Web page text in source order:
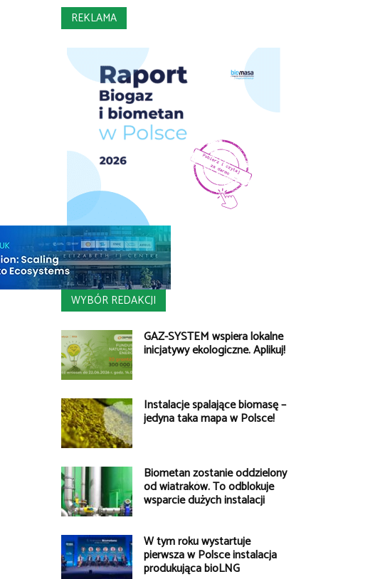
REKLAMA
WYBÓR REDAKCJI
GAZ-SYSTEM wspiera lokalne
inicjatywy ekologiczne. Aplikuj!
Instalacje spalające biomasę –
jedyna taka mapa w Polsce!
Biometan zostanie oddzielony
od wiatraków. To odblokuje
wsparcie dużych instalacji
W tym roku wystartuje
pierwsza w Polsce instalacja
produkująca bioLNG